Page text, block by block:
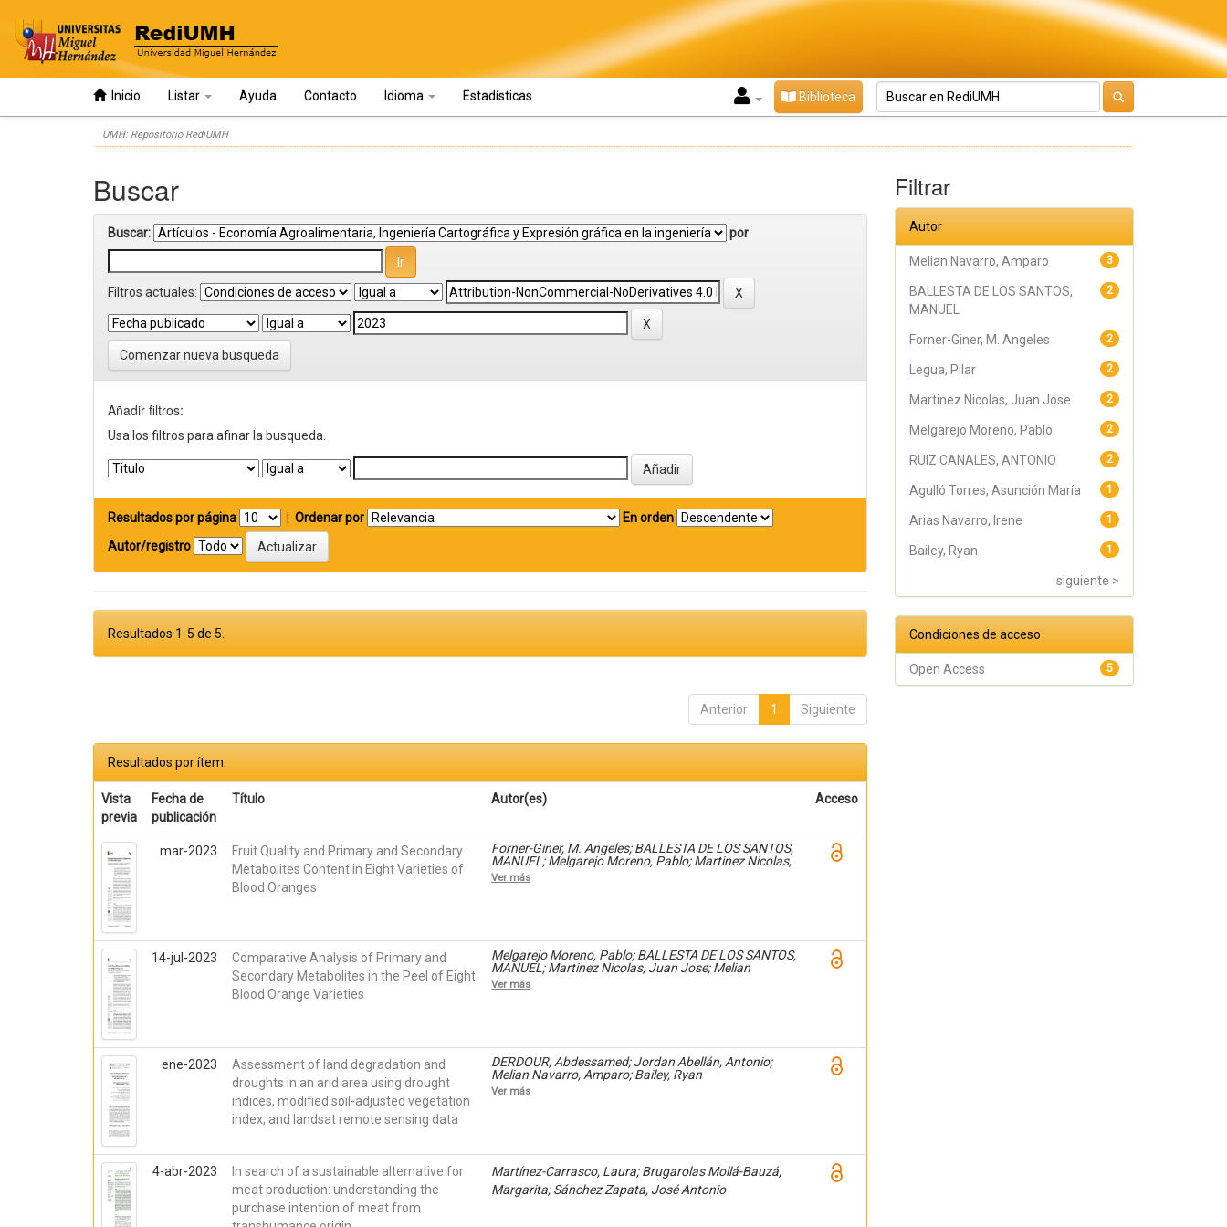
Inicio Listar Ayuda Contacto Idioma Estadísticas Biblioteca
UMH: Repositorio RediUMH
Buscar
Buscar: por
Filtros actuales:
Comenzar nueva busqueda
Añadir filtros:
Usa los filtros para afinar la busqueda.
Resultados por página Ordenar por
En orden
Autor/registro
Resultados 1-5 de 5.
Anterior 1 Siguiente
Resultados por ítem:
Vista
previa
Fecha de
publicación
Título Autor(es) Acceso
mar-2023
Fruit Quality and Primary and Secondary
Metabolites Content in Eight Varieties of
Blood Oranges
Forner-Giner, M. Angeles; BALLESTA DE LOS SANTOS,
MANUEL; Melgarejo Moreno, Pablo; Martinez Nicolas,
Juan Jose; Melian Navarro, Amparo; RUIZ CANALES,
ANTONIO; Continella, Alberto; Legua, Pilar
Ver más
14-jul-2023
Comparative Analysis of Primary and
Secondary Metabolites in the Peel of Eight
Blood Orange Varieties
Melgarejo Moreno, Pablo; BALLESTA DE LOS SANTOS,
MANUEL; Martinez Nicolas, Juan Jose; Melian
Navarro, Amparo; RUIZ CANALES, ANTONIO; Forner-
Giner, M. Angeles; Legua, Pilar
Ver más
ene-2023
Assessment of land degradation and
droughts in an arid area using drought
indices, modified soil-adjusted vegetation
index, and landsat remote sensing data
DERDOUR, Abdessamed; Jordan Abellán, Antonio;
Melian Navarro, Amparo; Bailey, Ryan
Ver más
4-abr-2023
In search of a sustainable alternative for
meat production: understanding the
purchase intention of meat from
Martínez-Carrasco, Laura; Brugarolas Mollá-Bauzá,
Margarita; Sánchez Zapata, José Antonio
Filtrar
Autor
3
Melian Navarro, Amparo
2
BALLESTA DE LOS SANTOS,
MANUEL
2
Forner-Giner, M. Angeles
2
Legua, Pilar
2
Martinez Nicolas, Juan Jose
2
Melgarejo Moreno, Pablo
2
RUIZ CANALES, ANTONIO
1
Agulló Torres, Asunción María
1
Arias Navarro, Irene
1
Bailey, Ryan
siguiente >
Condiciones de acceso
5
Open Access